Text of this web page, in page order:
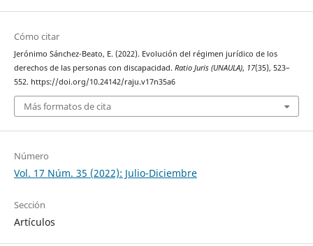
Cómo citar
Jerónimo Sánchez-Beato, E. (2022). Evolución del régimen jurídico de los
derechos de las personas con discapacidad. Ratio Juris (UNAULA), 17(35), 523–
552. https://doi.org/10.24142/raju.v17n35a6
Más formatos de cita
Número
Vol. 17 Núm. 35 (2022): Julio-Diciembre
Sección
Artículos